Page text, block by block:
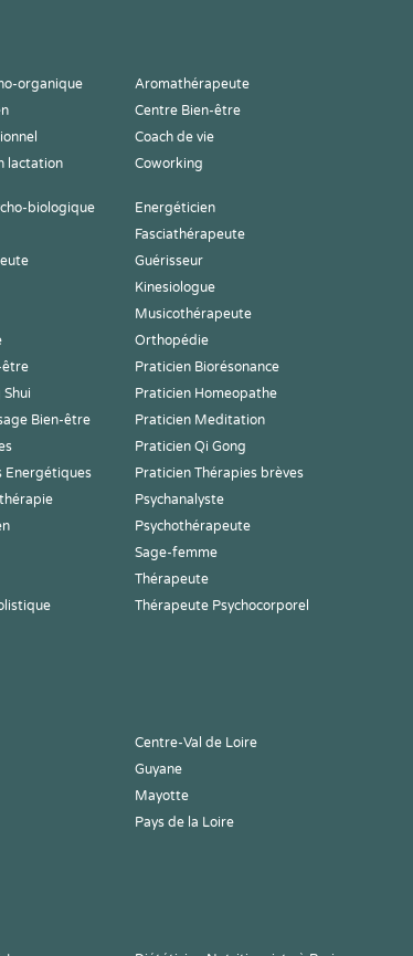
organique
Aromathérapeute
Centre Bien-être
Coach de vie
lactation Coworking
biologique
Energéticien
Fasciathérapeute
Guérisseur
Kinesiologue
Musicothérapeute
Orthopédie
être
Praticien Biorésonance
Praticien Homeopathe
Bien-être
Praticien Meditation
Praticien Qi Gong
Energétiques
Praticien Thérapies brèves
Psychanalyste
Psychothérapeute
Sage-femme
Thérapeute
Thérapeute Psychocorporel
Centre-Val de Loire
Guyane
Mayotte
Pays de la Loire